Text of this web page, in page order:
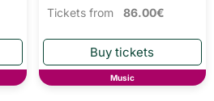
Tickets from 86.00€
Music